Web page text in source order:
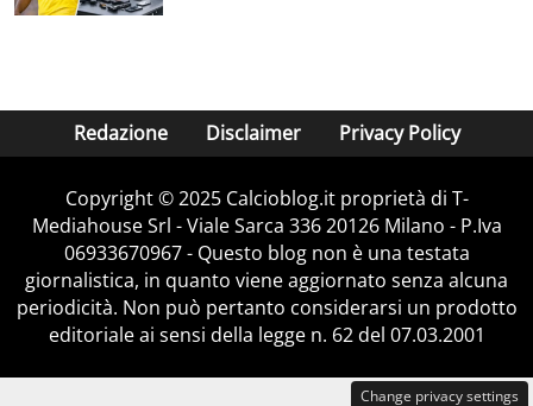
Redazione Disclaimer Privacy Policy
Copyright © 2025 Calcioblog.it proprietà di T-
Mediahouse Srl - Viale Sarca 336 20126 Milano - P.Iva
06933670967 - Questo blog non è una testata
giornalistica, in quanto viene aggiornato senza alcuna
periodicità. Non può pertanto considerarsi un prodotto
editoriale ai sensi della legge n. 62 del 07.03.2001
Change privacy settings